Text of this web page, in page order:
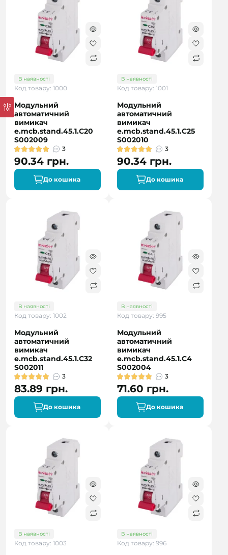
В наявності
Код товару: 1000
Модульний
автоматичний
вимикач
e.mcb.stand.45.1.C20
S002009
3
90.34 грн.
До кошика
В наявності
Код товару: 1001
Модульний
автоматичний
вимикач
e.mcb.stand.45.1.C25
S002010
3
90.34 грн.
До кошика
В наявності
Код товару: 1002
Модульний
автоматичний
вимикач
e.mcb.stand.45.1.C32
S002011
3
83.89 грн.
До кошика
В наявності
Код товару: 995
Модульний
автоматичний
вимикач
e.mcb.stand.45.1.C4
S002004
3
71.60 грн.
До кошика
В наявності
Код товару: 1003
В наявності
Код товару: 996